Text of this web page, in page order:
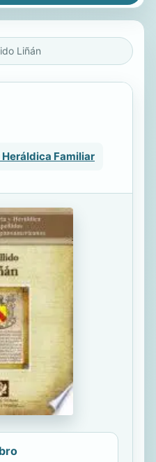
Liñán
Familiar